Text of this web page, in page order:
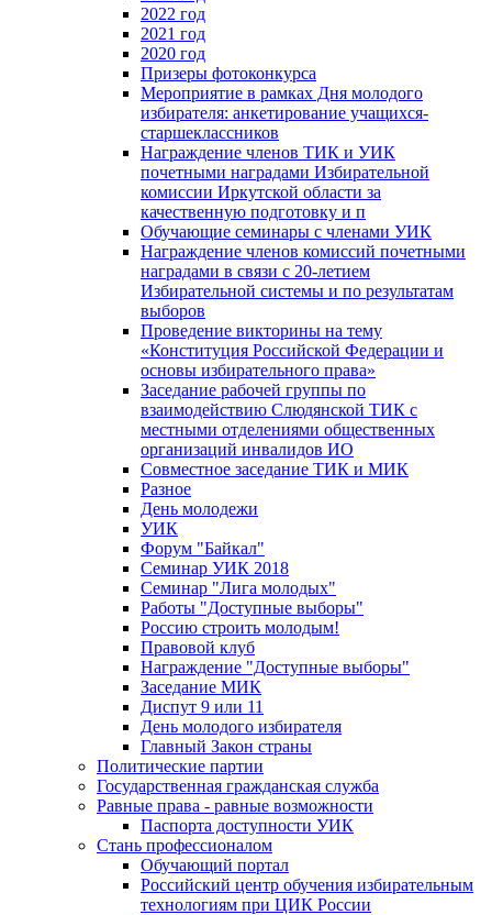
2022 год
2021 год
2020 год
Призеры фотоконкурса
Мероприятие в рамках Дня молодого
избирателя: анкетирование учащихся-
старшеклассников
Награждение членов ТИК и УИК
почетными наградами Избирательной
комиссии Иркутской области за
качественную подготовку и п
Обучающие семинары с членами УИК
Награждение членов комиссий почетными
наградами в связи с 20-летием
Избирательной системы и по результатам
выборов
Проведение викторины на тему
«Конституция Российской Федерации и
основы избирательного права»
Заседание рабочей группы по
взаимодействию Слюдянской ТИК с
местными отделениями общественных
организаций инвалидов ИО
Совместное заседание ТИК и МИК
Разное
День молодежи
УИК
Форум "Байкал"
Семинар УИК 2018
Семинар "Лига молодых"
Работы "Доступные выборы"
Россию строить молодым!
Правовой клуб
Награждение "Доступные выборы"
Заседание МИК
Диспут 9 или 11
День молодого избирателя
Главный Закон страны
Политические партии
Государственная гражданская служба
Равные права - равные возможности
Паспорта доступности УИК
Стань профессионалом
Обучающий портал
Российский центр обучения избирательным
технологиям при ЦИК России